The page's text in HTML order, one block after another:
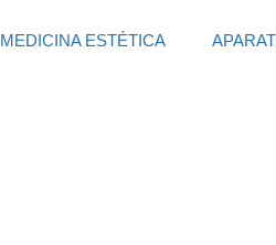
MEDICINA ESTÉTICA